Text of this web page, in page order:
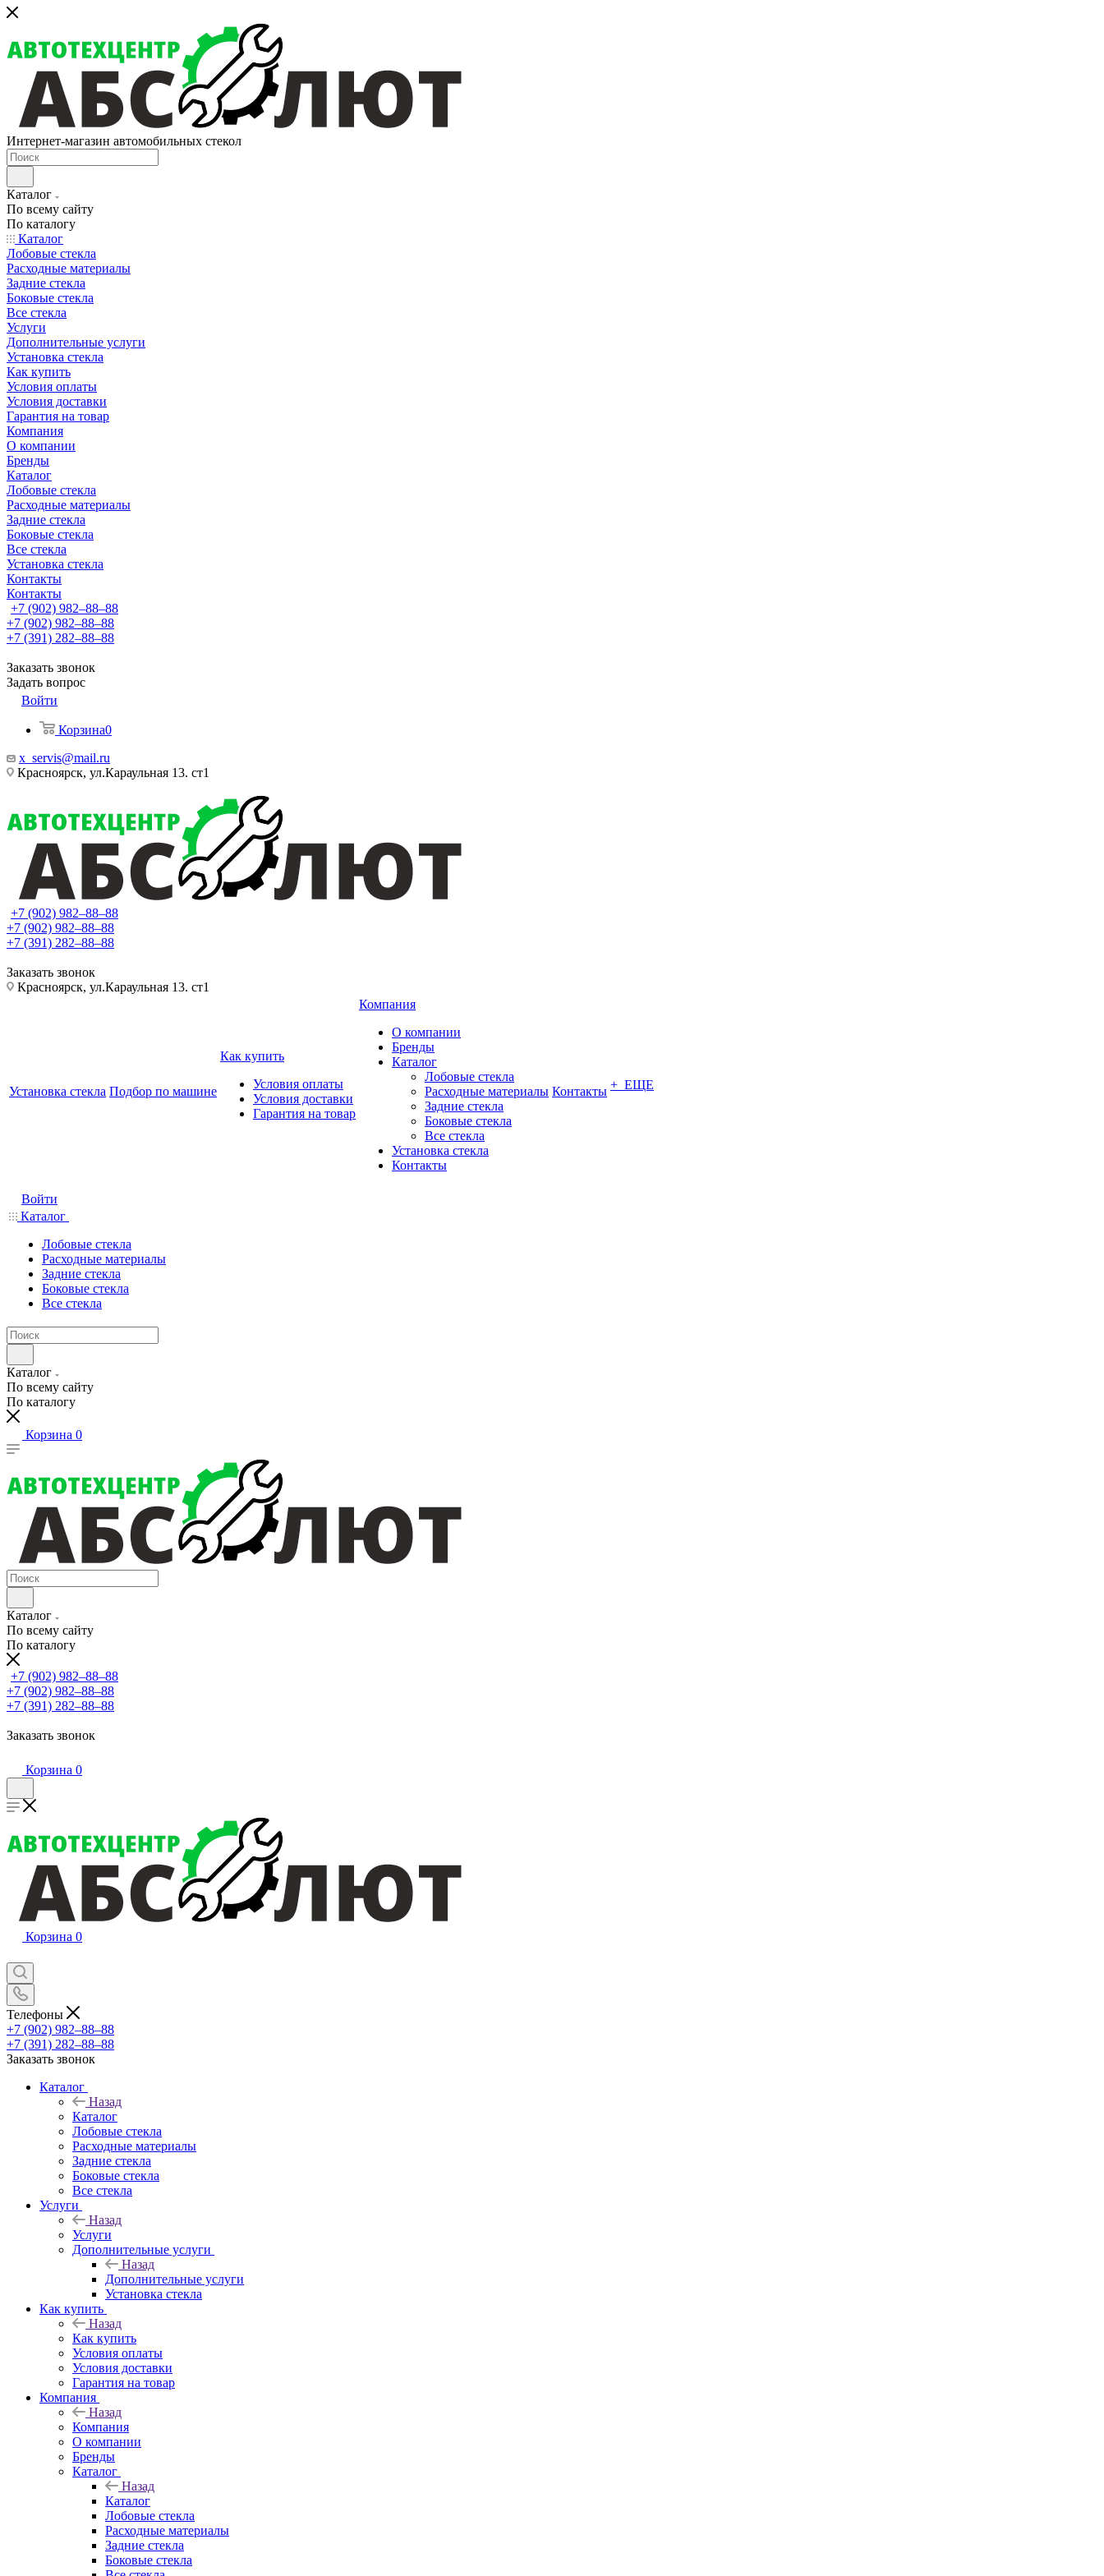
Интернет-магазин автомобильных стекол
Каталог
По всему сайту
По каталогу
Каталог
Лобовые стекла
Расходные материалы
Задние стекла
Боковые стекла
Все стекла
Услуги
Дополнительные услуги
Установка стекла
Как купить
Условия оплаты
Условия доставки
Гарантия на товар
Компания
О компании
Бренды
Каталог
Лобовые стекла
Расходные материалы
Задние стекла
Боковые стекла
Все стекла
Установка стекла
Контакты
Контакты
+7 (902) 982‒88‒88
+7 (902) 982‒88‒88
+7 (391) 282‒88‒88
Заказать звонок
Задать вопрос
Войти
Корзина0
x_servis@mail.ru
Красноярск, ул.Караульная 13. ст1
+7 (902) 982‒88‒88
+7 (902) 982‒88‒88
+7 (391) 282‒88‒88
Заказать звонок
Красноярск, ул.Караульная 13. ст1
Установка стекла Подбор по машине
Как купить
Условия оплаты
Условия доставки
Гарантия на товар
Компания
О компании
Бренды
Каталог
Лобовые стекла
Расходные материалы
Задние стекла
Боковые стекла
Все стекла
Установка стекла
Контакты
Контакты + ЕЩЕ
Войти
Каталог
Лобовые стекла
Расходные материалы
Задние стекла
Боковые стекла
Все стекла
Каталог
По всему сайту
По каталогу
Корзина 0
Каталог
По всему сайту
По каталогу
+7 (902) 982‒88‒88
+7 (902) 982‒88‒88
+7 (391) 282‒88‒88
Заказать звонок
Корзина 0
Корзина 0
Телефоны
+7 (902) 982‒88‒88
+7 (391) 282‒88‒88
Заказать звонок
Каталог
Назад
Каталог
Лобовые стекла
Расходные материалы
Задние стекла
Боковые стекла
Все стекла
Услуги
Назад
Услуги
Дополнительные услуги
Назад
Дополнительные услуги
Установка стекла
Как купить
Назад
Как купить
Условия оплаты
Условия доставки
Гарантия на товар
Компания
Назад
Компания
О компании
Бренды
Каталог
Назад
Каталог
Лобовые стекла
Расходные материалы
Задние стекла
Боковые стекла